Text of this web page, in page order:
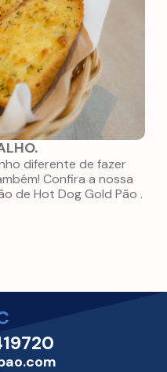
diferente de fazer
Confira a nossa
de Hot DogGold Pão .